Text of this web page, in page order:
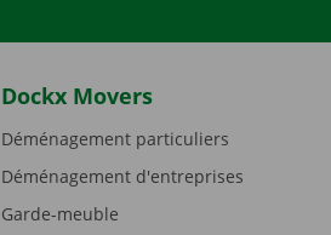
Dockx Movers
Déménagement particuliers
Déménagement d'entreprises
Garde-meuble